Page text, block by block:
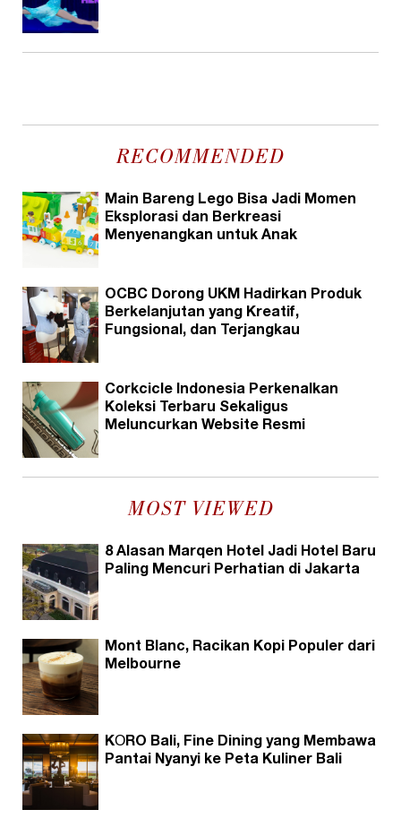
RECOMMENDED
Main Bareng Lego Bisa Jadi Momen
Eksplorasi dan Berkreasi
Menyenangkan untuk Anak
OCBC Dorong UKM Hadirkan Produk
Berkelanjutan yang Kreatif,
Fungsional, dan Terjangkau
Corkcicle Indonesia Perkenalkan
Koleksi Terbaru Sekaligus
Meluncurkan Website Resmi
MOST VIEWED
8 Alasan Marqen Hotel Jadi Hotel Baru
Paling Mencuri Perhatian di Jakarta
Mont Blanc, Racikan Kopi Populer dari
Melbourne
KŌRO Bali, Fine Dining yang Membawa
Pantai Nyanyi ke Peta Kuliner Bali